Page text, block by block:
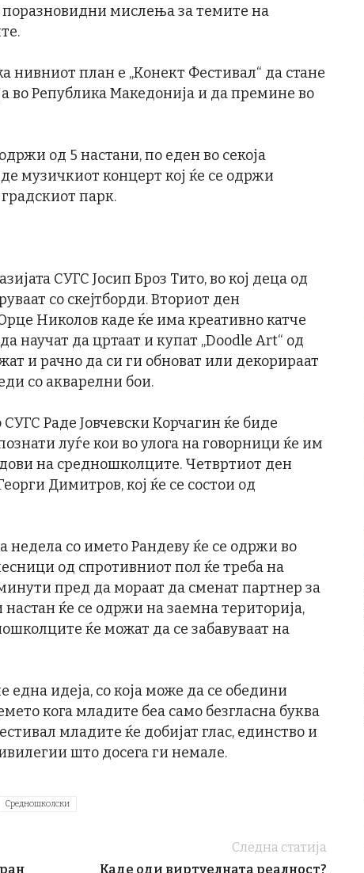
мислења за темите на
нивниот план е „Конект Фестивал“ да стане
во Република Македонија и да премине во
од 5 настани, по еден во секоја
музичкиот концерт кој ќе се одржи
парк.
СУГС Јосип Броз Тито, во кој деца од
со скејтборди. Вториот ден
Николов каде ќе има креативно катче
научат да цртаат и купат ,,Doodle Art“ од
и рачно да си ги обноват или декорираат
со акварелни бои.
Раде Јовчевски Корчагин ќе биде
луѓе кои во улога на говорници ќе им
на средношколците. Четвртиот ден
Димитров, кој ќе се состои од
недела со името Рандеву ќе се одржи во
од спротивниот пол ќе треба на
пред да мораат да сменат партнер за
ќе се одржи на заемна територија,
ќе можат да се забавуваат на
една идеја, со која може да се обедини
кога младите беа само безгласна буква
младите ќе добијат глас, единство и
што досега ги немале.
Средношколски
Следна статија
Каде оди виртуелната реалност?